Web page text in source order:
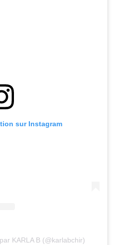
sur Instagram
KARLA B (@karlabchir)